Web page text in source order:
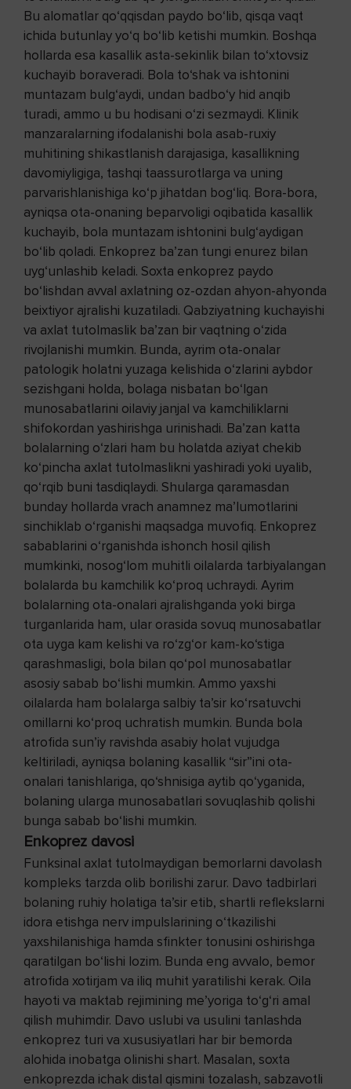
Bu alomatlar qo‘qqisdan paydo bo‘lib, qisqa vaqt
ichida butunlay yo‘q bo‘lib ketishi mumkin. Boshqa
hollarda esa kasallik asta-sekinlik bilan to‘xtovsiz
kuchayib boraveradi. Bola to‘shak va ishtonini
muntazam bulg‘aydi, undan badbo‘y hid anqib
turadi, ammo u bu hodisani o‘zi sezmaydi. Klinik
manzaralarning ifodalanishi bola asab-ruxiy
muhitining shikastlanish darajasiga, kasallikning
davomiyligiga, tashqi taassurotlarga va uning
parvarishlanishiga ko‘p jihatdan bog‘liq. Bora-bora,
ayniqsa ota-onaning beparvoligi oqibatida kasallik
kuchayib, bola muntazam ishtonini bulg‘aydigan
bo‘lib qoladi. Enkoprez ba’zan tungi enurez bilan
uyg‘unlashib keladi. Soxta enkoprez paydo
bo‘lishdan avval axlatning oz-ozdan ahyon-ahyonda
beixtiyor ajralishi kuzatiladi. Qabziyatning kuchayishi
va axlat tutolmaslik ba’zan bir vaqtning o‘zida
rivojlanishi mumkin. Bunda, ayrim ota-onalar
patologik holatni yuzaga kelishida o‘zlarini aybdor
sezishgani holda, bolaga nisbatan bo‘lgan
munosabatlarini oilaviy janjal va kamchiliklarni
shifokordan yashirishga urinishadi. Ba’zan katta
bolalarning o‘zlari ham bu holatda aziyat chekib
ko‘pincha axlat tutolmaslikni yashiradi yoki uyalib,
qo‘rqib buni tasdiqlaydi. Shularga qaramasdan
bunday hollarda vrach anamnez ma’lumotlarini
sinchiklab o‘rganishi maqsadga muvofiq. Enkoprez
sabablarini o‘rganishda ishonch hosil qilish
mumkinki, nosog‘lom muhitli oilalarda tarbiyalangan
bolalarda bu kamchilik ko‘proq uchraydi. Ayrim
bolalarning ota-onalari ajralishganda yoki birga
turganlarida ham, ular orasida sovuq munosabatlar
ota uyga kam kelishi va ro‘zg‘or kam-ko‘stiga
qarashmasligi, bola bilan qo‘pol munosabatlar
asosiy sabab bo‘lishi mumkin. Ammo yaxshi
oilalarda ham bolalarga salbiy ta’sir ko‘rsatuvchi
omillarni ko‘proq uchratish mumkin. Bunda bola
atrofida sun’iy ravishda asabiy holat vujudga
keltiriladi, ayniqsa bolaning kasallik “sir”ini ota-
onalari tanishlariga, qo‘shnisiga aytib qo‘yganida,
bolaning ularga munosabatlari sovuqlashib qolishi
bunga sabab bo‘lishi mumkin.
Enkoprez davosi
Funksinal axlat tutolmaydigan bemorlarni davolash
kompleks tarzda olib borilishi zarur. Davo tadbirlari
bolaning ruhiy holatiga ta’sir etib, shartli reflekslarni
idora etishga nerv impulslarining o‘tkazilishi
yaxshilanishiga hamda sfinkter tonusini oshirishga
qaratilgan bo‘lishi lozim. Bunda eng avvalo, bemor
atrofida xotirjam va iliq muhit yaratilishi kerak. Oila
hayoti va maktab rejimining me’yoriga to‘g‘ri amal
qilish muhimdir. Davo uslubi va usulini tanlashda
enkoprez turi va xususiyatlari har bir bemorda
alohida inobatga olinishi shart. Masalan, soxta
enkoprezda ichak distal qismini tozalash, sabzavotli